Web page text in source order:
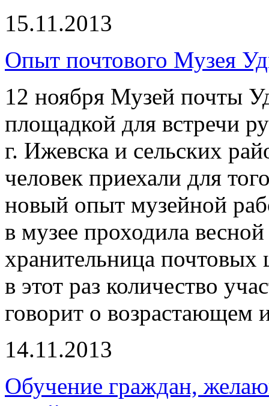
15.11.2013
Опыт почтового Музея
12 ноября Музей почты
площадкой для встречи
г. Ижевска и сельских
человек приехали для
новый опыт музейной
в музее проходила
хранительница почтовых
в этот раз количество
говорит о возрастающем
14.11.2013
Обучение граждан,